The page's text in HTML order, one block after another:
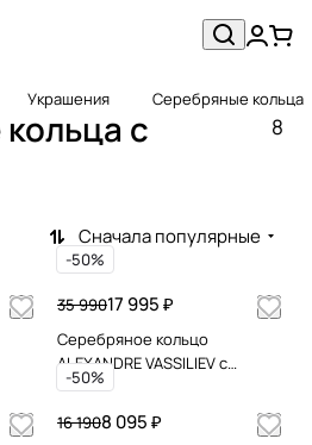
Украшения Серебряные кольца
c
8
Сначала популярные
-50%
17 995 ₽
35 990
Серебряное кольцо
ALEXANDRE VASSILIEV с
гематитом, марказитами
Swarovski и позолотой
-50%
8 095 ₽
16 190